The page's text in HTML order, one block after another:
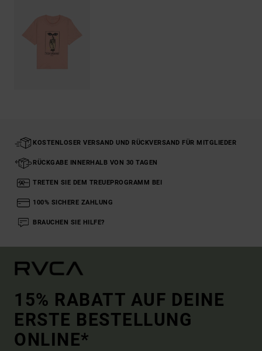
KOSTENLOSER VERSAND UND RÜCKVERSAND FÜR MITGLIEDER
RÜCKGABE INNERHALB VON 30 TAGEN
TRETEN SIE DEM TREUEPROGRAMM BEI
100% SICHERE ZAHLUNG
BRAUCHEN SIE HILFE?
15% RABATT AUF DEINE
ERSTE BESTELLUNG
ONLINE*